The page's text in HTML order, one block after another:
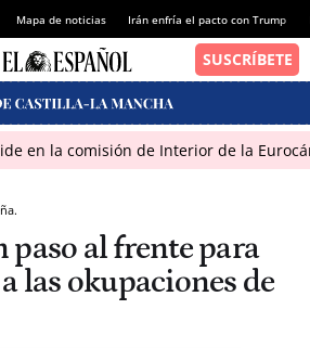
Mapa de noticias Irán enfría el pacto con Trump
en la comisión de Interior de la
paso al frente para
las okupaciones de